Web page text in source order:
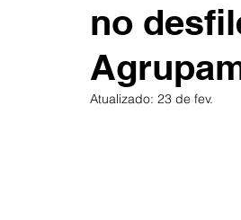
no
Atualizado: 23 de fev.